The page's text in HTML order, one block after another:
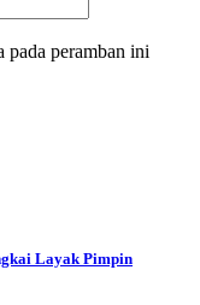
pada peramban ini
Layak Pimpin